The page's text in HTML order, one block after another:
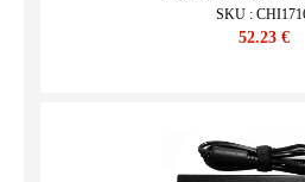
SKU :
52.23 €